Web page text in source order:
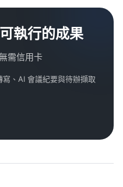
執行的成果
需信用卡
、AI 會議紀要與待辦擷取